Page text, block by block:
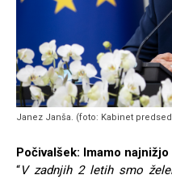
Janez Janša. (foto: Kabinet
Počivalšek: Imamo
“V zadnjih 2 letih smo